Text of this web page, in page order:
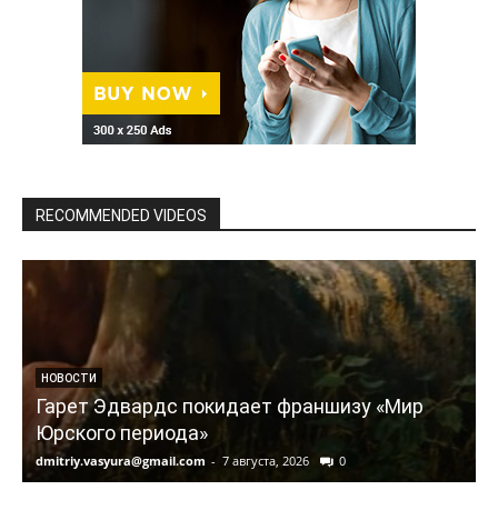
RECOMMENDED VIDEOS
НОВОСТИ
Гарет Эдвардс покидает франшизу «Мир
Юрского периода»
dmitriy.vasyura@gmail.com - 7 августа, 2026 0